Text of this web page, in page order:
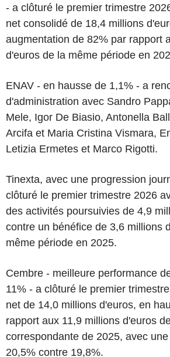
- a clôturé le premier trimestre
net consolidé de 18,4 millions
augmentation de 82% par rapport
d'euros de la même période en
ENAV - en hausse de 1,1% - a
d'administration avec Sandro
Mele, Igor De Biasio, Antonella
Arcifa et Maria Cristina Vismara,
Letizia Ermetes et Marco Rigotti.
Tinexta, avec une progression
clôturé le premier trimestre 2026
des activités poursuivies de 4,9
contre un bénéfice de 3,6 millions
même période en 2025.
Cembre - meilleure performance
11% - a clôturé le premier
net de 14,0 millions d'euros, en
rapport aux 11,9 millions d'euros
correspondante de 2025, avec
20,5% contre 19,8%.